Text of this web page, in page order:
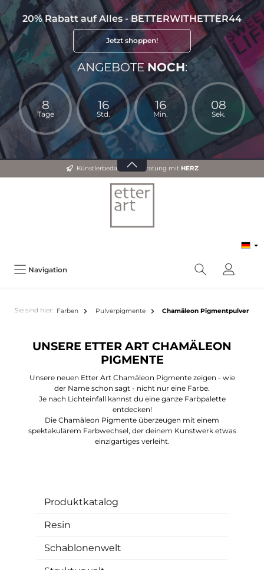
20% Rabatt auf Alles - BETTERWITHETTER44
Jetzt shoppen!
ANGEBOTENOCH:
8
Tage
16
Std.
16
Min.
07
Sek.
Künstlerbedarf und Beratung mitHERZ
Navigation
Sie sind hier: Farben Pulverpigmente Chamäleon Pigmentpulver
UNSERE ETTER ART CHAMÄLEON
PIGMENTE
Unsere neuen Etter Art Chamäleon Pigmente zeigen - wie
der Name schon sagt - nicht nur eine Farbe.
Je nach Lichteinfall kannst du eine ganze Farbpalette
entdecken!
Die Chamäleon Pigmente überzeugen mit einem
spektakulärem Farbwechsel, der deinem Kunstwerk etwas
einzigartiges verleiht.
Produktkatalog
Resin
Schablonenwelt